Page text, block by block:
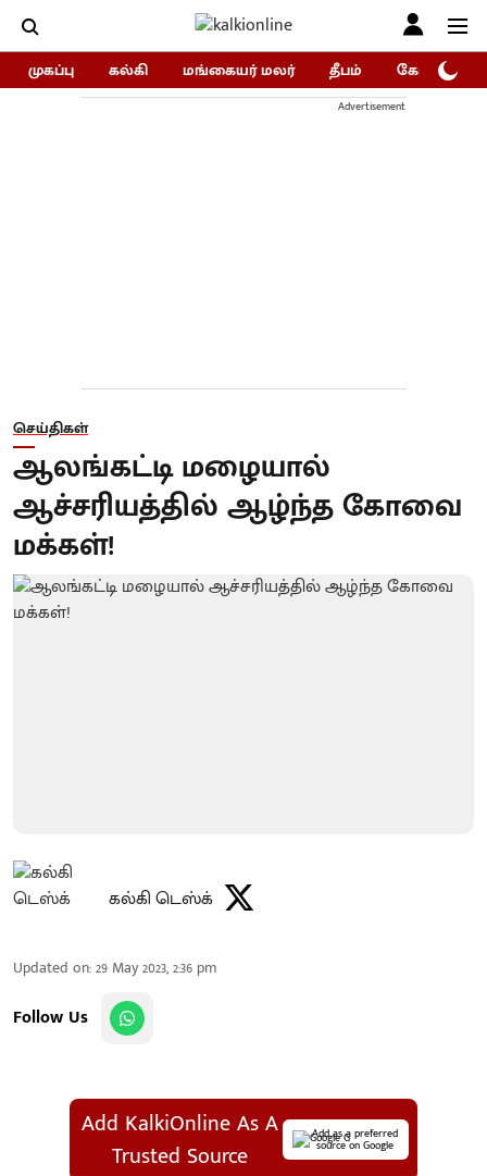
முகப்பு கல்கி மங்கையர் மலர் தீபம் கோகுலம்/
Advertisement
செய்திகள்
ஆலங்கட்டி மழையால்
ஆச்சரியத்தில் ஆழ்ந்த கோவை
மக்கள்!
கல்கி டெஸ்க்
Updated on:29 May 2023, 2:36 pm
Follow Us
Add KalkiOnline As A
Trusted Source
Add as a preferred
source on Google